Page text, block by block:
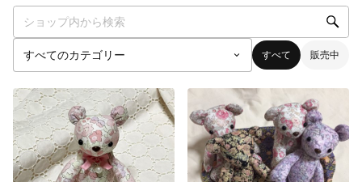
すべて 販売中